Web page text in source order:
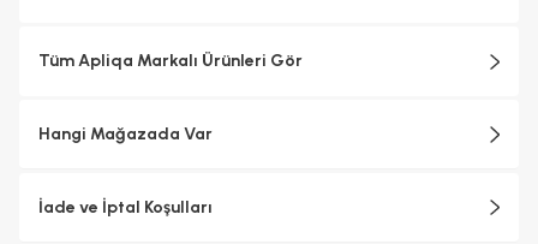
Tüm Apliqa Markalı Ürünleri Gör
Hangi Mağazada Var
İade ve İptal Koşulları